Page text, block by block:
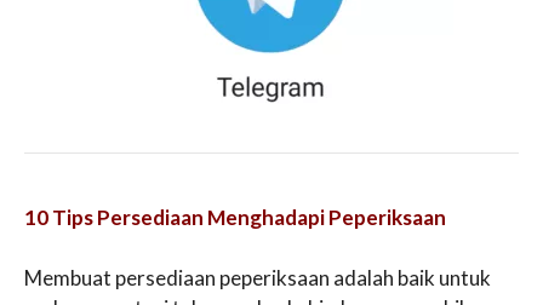
10 Tips Persediaan Menghadapi Peperiksaan
Membuat persediaan peperiksaan adalah baik untuk